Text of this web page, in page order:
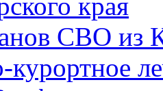
СВО из
курортное